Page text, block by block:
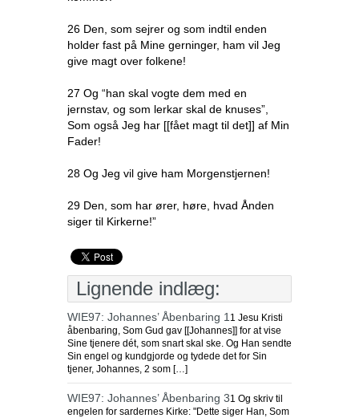
26 Den, som sejrer og som indtil enden
holder fast på Mine gerninger, ham vil Jeg
give magt over folkene!
27 Og “han skal vogte dem med en
jernstav, og som lerkar skal de knuses”,
Som også Jeg har [[fået magt til det]] af Min
Fader!
28 Og Jeg vil give ham Morgenstjernen!
29 Den, som har ører, høre, hvad Ånden
siger til Kirkerne!”
Lignende indlæg:
WIE97: Johannes’ Åbenbaring 1 1 Jesu Kristi
åbenbaring, Som Gud gav [[Johannes]] for at vise
Sine tjenere dét, som snart skal ske. Og Han sendte
Sin engel og kundgjorde og tydede det for Sin
tjener, Johannes, 2 som […]
WIE97: Johannes’ Åbenbaring 31 Og skriv til
engelen for sardernes Kirke: "Dette siger Han, Som